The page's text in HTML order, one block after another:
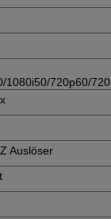
1080i50/720p60/
Auslöser